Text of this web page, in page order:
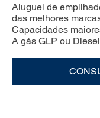
Aluguel de
das melhores
Capacidades
A gás GLP ou Diesel